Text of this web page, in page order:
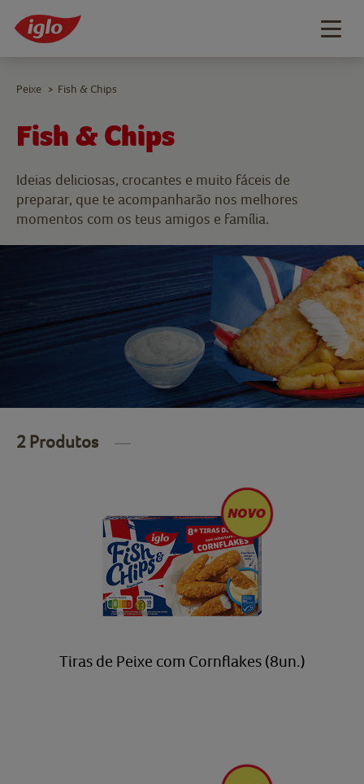
Fish & Chips
Ideias deliciosas, crocantes e muito fáceis de
preparar, que te acompanharão nos melhores
momentos com os teus amigos e família.
Peixe > Fish & Chips
2 Produtos
Tiras de Peixe com Cornflakes (8un.)